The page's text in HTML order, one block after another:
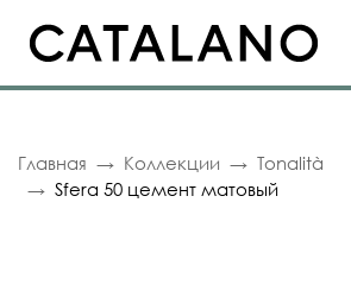
Главная Коллекции
Tonalità
Sfera 50 цемент матовый